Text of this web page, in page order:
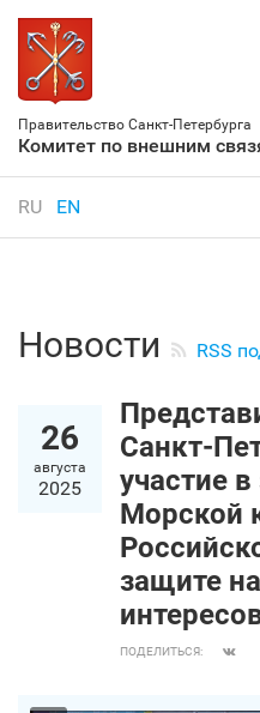
Правительство Санкт‑Петербурга
Комитет по внешним
RU EN
Новости RSS
26
августа
2025
участие
Морской
защите
ПОДЕЛИТЬСЯ: